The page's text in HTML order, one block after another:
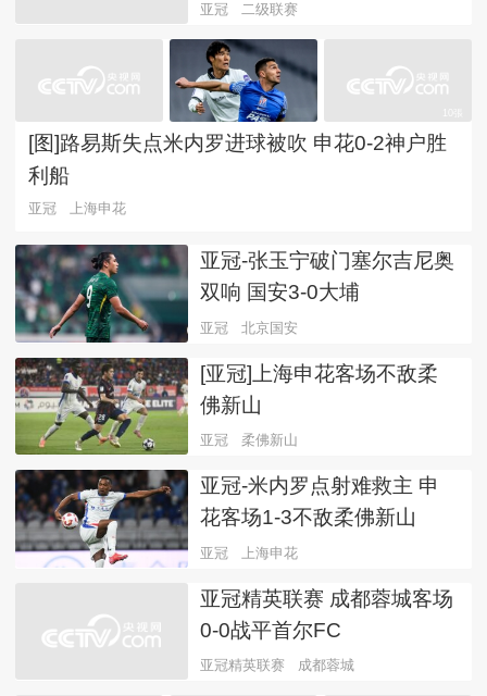
亚冠 二级联赛
[图]路易斯失点米内罗进球被吹 申花0-2神户胜
利船
亚冠 上海申花
亚冠-张玉宁破门塞尔吉尼奥
双响 国安3-0大埔
亚冠 北京国安
[亚冠]上海申花客场不敌柔
佛新山
亚冠 柔佛新山
亚冠-米内罗点射难救主 申
花客场1-3不敌柔佛新山
亚冠 上海申花
亚冠精英联赛 成都蓉城客场
0-0战平首尔FC
亚冠精英联赛 成都蓉城